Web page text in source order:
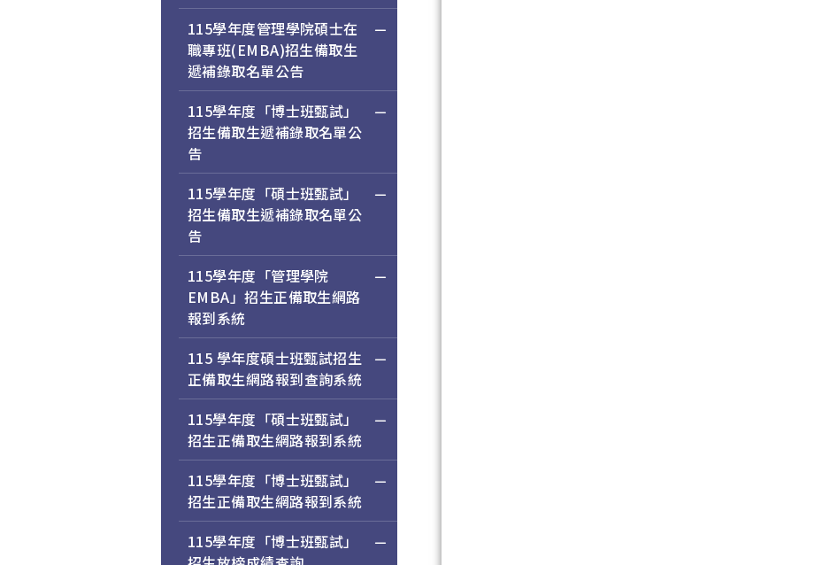
115學年度管理學院碩士在
職專班(EMBA)招生備取生
遞補錄取名單公告
115學年度「博士班甄試」
招生備取生遞補錄取名單公
告
115學年度「碩士班甄試」
招生備取生遞補錄取名單公
告
115學年度「管理學院
EMBA」招生正備取生網路
報到系統
115 學年度碩士班甄試招生
正備取生網路報到查詢系統
115學年度「碩士班甄試」
招生正備取生網路報到系統
115學年度「博士班甄試」
招生正備取生網路報到系統
115學年度「博士班甄試」